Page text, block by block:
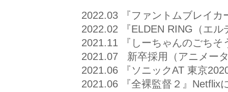
2022.03 『ファントムブレイカ
2022.02 『ELDEN RING（エ
2021.11 『しーちゃんのごち
2021.07 新卒採用（アニメー
2021.06 『ソニックAT 東京
2021.06
『全裸監督２』Netflix